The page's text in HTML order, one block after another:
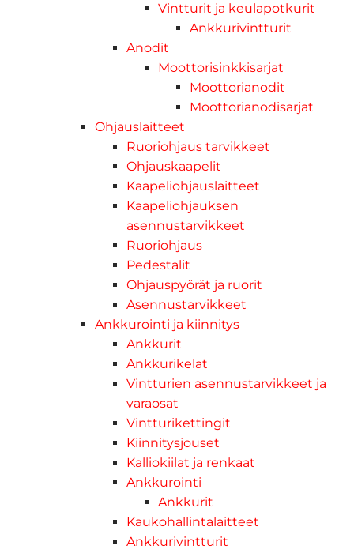
Vintturit ja keulapotkurit
Ankkurivintturit
Anodit
Moottorisinkkisarjat
Moottorianodit
Moottorianodisarjat
Ohjauslaitteet
Ruoriohjaus tarvikkeet
Ohjauskaapelit
Kaapeliohjauslaitteet
Kaapeliohjauksen
asennustarvikkeet
Ruoriohjaus
Pedestalit
Ohjauspyörät ja ruorit
Asennustarvikkeet
Ankkurointi ja kiinnitys
Ankkurit
Ankkurikelat
Vintturien asennustarvikkeet ja
varaosat
Vintturikettingit
Kiinnitysjouset
Kalliokiilat ja renkaat
Ankkurointi
Ankkurit
Kaukohallintalaitteet
Ankkurivintturit